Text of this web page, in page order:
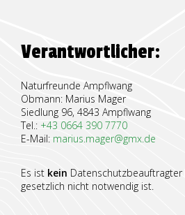
Verantwortlicher:
Naturfreunde Ampflwang
Obmann: Marius Mager
Siedlung 96, 4843 Ampflwang
Tel.: +43 0664 390 7770
E-Mail: marius.mager@gmx.de
Es ist kein
gesetzlich nicht notwendig ist.